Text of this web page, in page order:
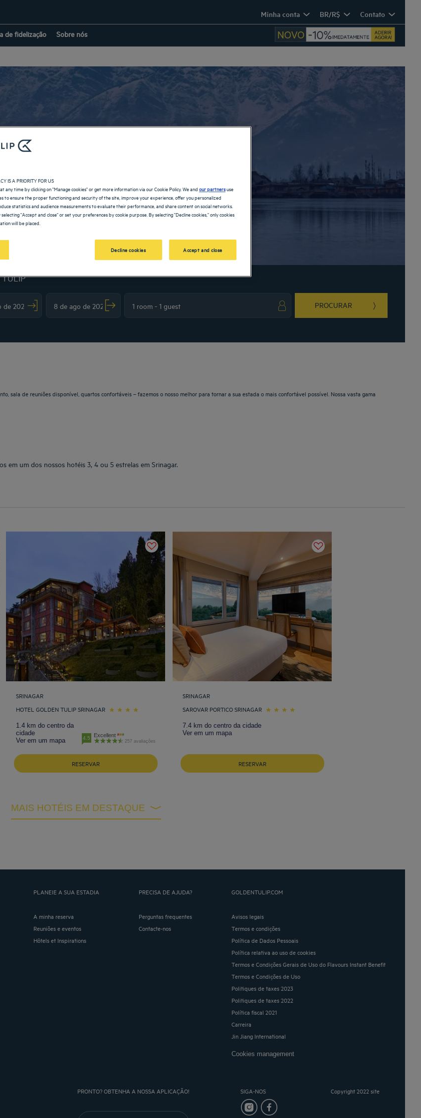
Minha conta BR/R$ Contato
de fidelização Sobre nós
Hotel Srinagar
REGRESSAR À PÁGINA DE INDIA
TULIP
PROCURAR
sala de reuniões disponível, quartos confortáveis – fazemos o nosso melhor para tornar a sua estada o mais confortável possível. Nossa vasta gama
em um dos nossos hotéis 3, 4 ou 5 estrelas em Srinagar.
SRINAGAR
HOTEL GOLDEN TULIP SRINAGAR
1.4 km do centro da
cidade
Ver em um mapa
4.5 Excellent
257 avaliações
RESERVAR
SRINAGAR
SAROVAR PORTICO SRINAGAR
7.4 km do centro da cidade
Ver em um mapa
RESERVAR
MAIS HOTÉIS EM DESTAQUE
PLANEIE A SUA ESTADIA
A minha reserva
Reuniões e eventos
Hôtels et Inspirations
PRECISA DE AJUDA?
Perguntas frequentes
Contacte-nos
GOLDENTULIP.COM
Avisos legais
Termos e condições
Política de Dados Pessoais
Política relativa ao uso de cookies
Termos e Condições Gerais de Uso do Flavours Instant Benefit
Termos e Condições de Uso
Politiques de taxes 2023
Politiques de taxes 2022
Política fiscal 2021
Carreira
Jin Jiang International
Cookies management
PRONTO? OBTENHA A NOSSA APLICAÇÃO! SIGA-NOS Copyright 2022 site
IS A PRIORITY FOR US
any time by clicking on "Manage cookies" or get more information via our Cookie Policy. We andour partnersuse
to ensure the proper functioning and security of the site, improve your experience, offer you personalized
statistics and audience measurements to evaluate their performance, and share content on social networks.
selecting "Accept and close" or set your preferences by cookie purpose. By selecting "Decline cookies," only cookies
will be placed.
Decline cookies Accept and close